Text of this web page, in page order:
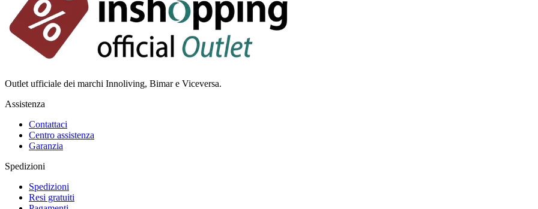
Outlet ufficiale dei marchi Innoliving, Bimar e Viceversa.
Assistenza
Contattaci
Centro assistenza
Garanzia
Spedizioni
Spedizioni
Resi gratuiti